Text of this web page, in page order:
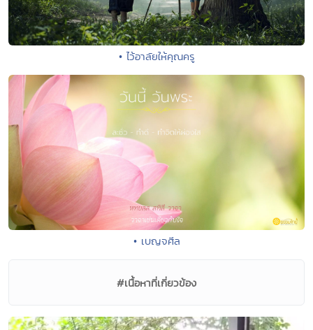
• ไว้อาลัยให้คุณครู
• เบญจศีล
#เนื้อหาที่เกี่ยวข้อง